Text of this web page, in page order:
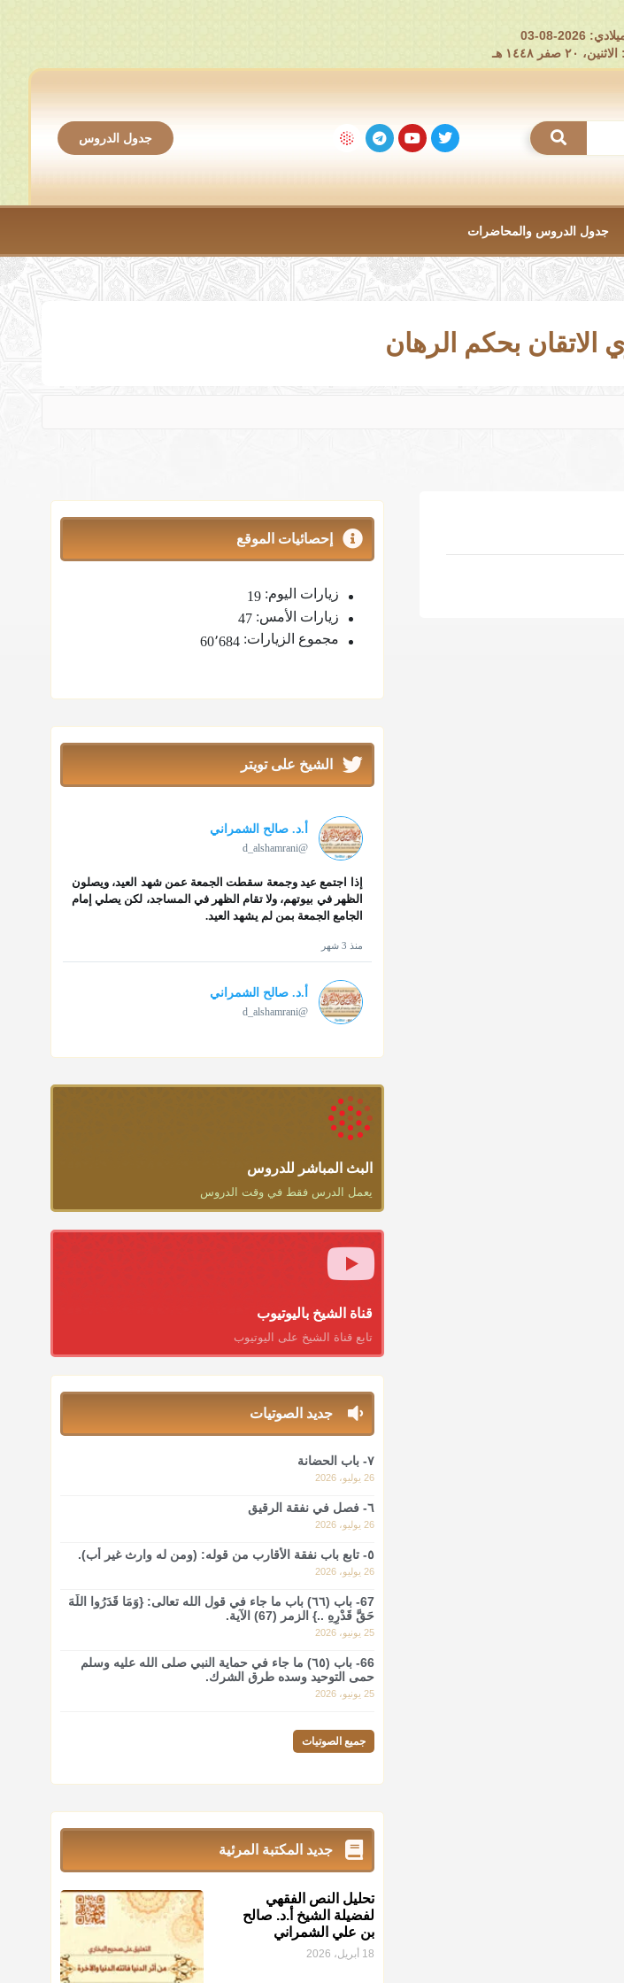
2026-08-03
صفر ١٤٤٨ هـ
جدول الدروس
جدول الدروس والمحاضرات
بحكم الرهان
إحصائيات الموقع
زيارات اليوم:19
زيارات الأمس:47
مجموع الزيارات: 60٬684
الشيخ على تويتر
أ.د. صالح الشمراني
@d_alshamrani
إذا اجتمع عيد وجمعة سقطت الجمعة عمن شهد العيد، ويصلون
الظهر في بيوتهم، ولا تقام الظهر في المساجد، لكن يصلي إمام
الجامع الجمعة بمن لم يشهد العيد.
منذ 3 شهر
أ.د. صالح الشمراني
@d_alshamrani
دعاء ختم القرآن في الصلاة أقرب إلى البدعة
منذ 3 شهر
بقول الإمام مالك رحمه الله :"ما سمعتُ أنه يدعو عند ختم
منذ 3 شهر
أ.د. صالح الشمراني
لا أعلم لدعاء ختم القرآن في الصلاة أصلاً صحيحاً يعتمد عليه
من سنة الرسول صلى الله عليه وسلّم، ولا من عمل الصحابة
منذ 3 شهر
نرى اليوم بأبصارنا بعض ما رأى العلماء ببصائرهم: "والرافضة
ليس لهم سعي إلا في هدم الإسلام و نقض عراه...فأيامهم في
الإسلام كلها سود" ابن تيمية.
منذ 3 شهر
أ.د. صالح الشمراني
@d_alshamrani
زكاة_الفطرتقدر بالكيل لا بالوزن وهي صاع ويساوي ملء
منذ 3 شهر
أ.د. صالح الشمراني
@d_alshamrani
من أخرج زكاة الفطر عن غيره فليخبره قبل دفعها للمستحق
، فإلم يعلم إلا بعد ذلك لم تجزه
البث المباشر للدروس
يعمل الدرس فقط في وقت الدروس
قناة الشيخ باليوتيوب
تابع قناة الشيخ على اليوتيوب
جديد الصوتيات
٧- باب الحضانة
26 يوليو، 2026
٦- فصل في نفقة الرقيق
26 يوليو، 2026
٥- تابع باب نفقة الأقارب من قوله: (ومن له وارث غير أب).
26 يوليو، 2026
67- باب (٦٦) باب ما جاء في قول الله تعالى: {وَمَا قَدَرُوا اللَّهَ
حَقَّ قَدْرِهِ ..} الزمر (67) الآية.
25 يونيو، 2026
66- باب (٦٥) ما جاء في حماية النبي صلى الله عليه وسلم
حمى التوحيد وسده طرق الشرك.
25 يونيو، 2026
جميع الصوتيات
جديد المكتبة المرئية
تحليل النص الفقهي
لفضيلة الشيخ أ.د. صالح
بن علي الشمراني
18 أبريل، 2026